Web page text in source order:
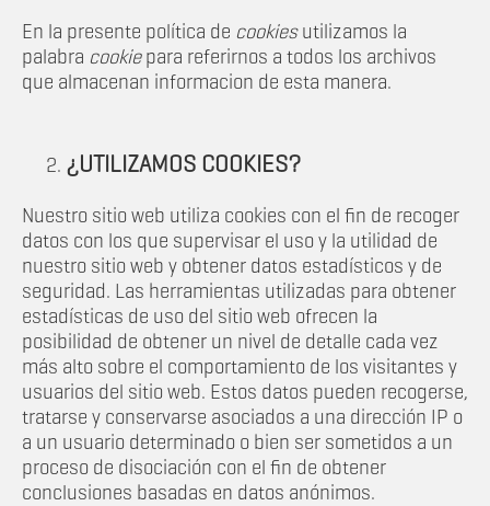
En la presente política de cookiesutilizamos la
palabra cookiepara referirnos a todos los archivos
que almacenan informacion de esta manera.
¿UTILIZAMOS COOKIES?
Nuestro sitio web utiliza cookies con el fin de recoger
datos con los que supervisar el uso y la utilidad de
nuestro sitio web y obtener datos estadísticos y de
seguridad. Las herramientas utilizadas para obtener
estadísticas de uso del sitio web ofrecen la
posibilidad de obtener un nivel de detalle cada vez
más alto sobre el comportamiento de los visitantes y
usuarios del sitio web. Estos datos pueden recogerse,
tratarse y conservarse asociados a una dirección IP o
a un usuario determinado o bien ser sometidos a un
proceso de disociación con el fin de obtener
conclusiones basadas en datos anónimos.